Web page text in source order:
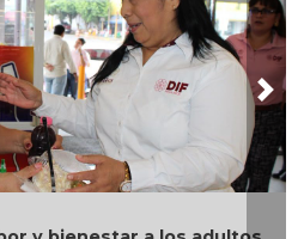
Una silla de